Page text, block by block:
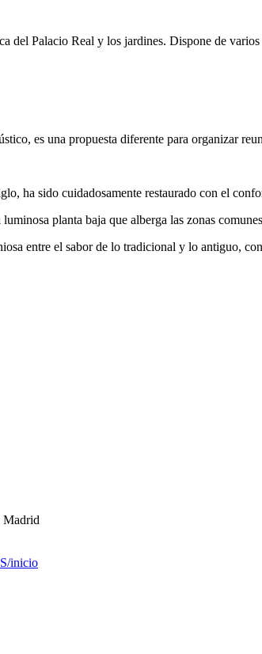
del Palacio Real y los jardines. Dispone de
es una propuesta diferente para organizar
ha sido cuidadosamente restaurado con el
planta baja que alberga las zonas
entre el sabor de lo tradicional y lo antiguo,
Madrid
inicio